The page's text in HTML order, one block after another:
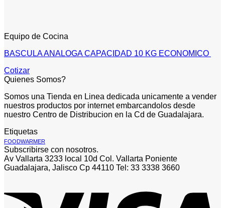
Equipo de Cocina
BASCULA ANALOGA CAPACIDAD 10 KG ECONOMICO
Cotizar
Quienes Somos?
Somos una Tienda en Linea dedicada unicamente a vender
nuestros productos por internet embarcandolos desde
nuestro Centro de Distribucion en la Cd de Guadalajara.
Etiquetas
FOODWARMER
Subscribirse con nosotros.
Av Vallarta 3233 local 10d Col. Vallarta Poniente
Guadalajara, Jalisco Cp 44110 Tel: 33 3338 3660